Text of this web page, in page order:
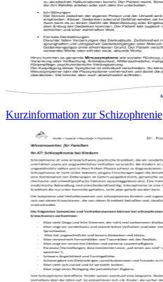
Kurzinformation zur Schizophrenie